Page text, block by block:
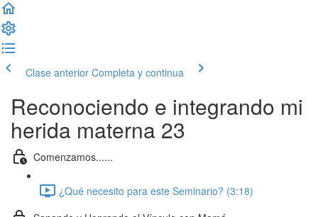
Clase anterior Completa y continua
Reconociendo e integrando mi
herida materna 23
Comenzamos......
¿Qué necesito para este Seminario? (3:18)